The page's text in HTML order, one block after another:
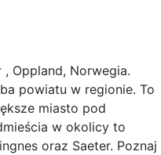
Oppland, Norwegia.
powiatu w regionie. To
miasto pod
w okolicy to
oraz Saeter. Poznaj